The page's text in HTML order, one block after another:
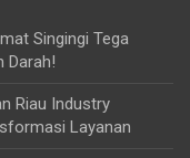
Singingi Tega
Darah!
Riau Industry
Layanan